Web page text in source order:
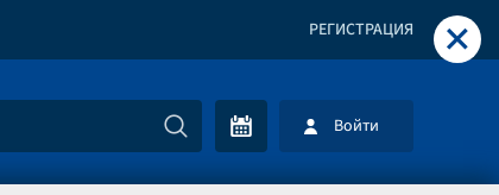
РЕГИСТРАЦИЯ
Войти
+